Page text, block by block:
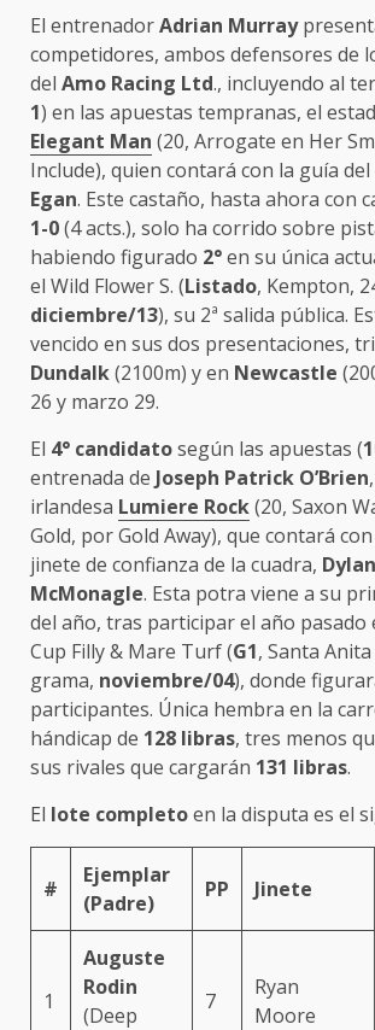
El entrenadorAdrian Murray
competidores, ambos defensores de
del Amo Racing Ltd., incluyendo al
1) en las apuestas tempranas, el
Elegant Man (20, Arrogate en Her
Include), quien contará con la guía
Egan. Este castaño, hasta ahora con
1-0(4 acts.), solo ha corrido sobre
habiendo figurado 2°en su única
el Wild Flower S. (Listado, Kempton,
diciembre/13), su 2ª salida pública.
vencido en sus dos presentaciones,
Dundalk(2100m) y en Newcastle
26 y marzo 29.
El 4° candidatosegún las apuestas (
entrenada de Joseph Patrick O’Brien
irlandesa Lumiere Rock(20, Saxon
Gold, por Gold Away), que contará
jinete de confianza de la cuadra,
McMonagle. Esta potra viene a su
del año, tras participar el año pasado
Cup Filly & Mare Turf (G1, Santa
grama, noviembre/04), donde
participantes. Única hembra en la
hándicap de 128 libras, tres menos
sus rivales que cargarán 131 libras.
El lote completoen la disputa es el
#
Ejemplar
(Padre)
PP Jinete
1
Auguste
Rodin
(Deep
7
Ryan
Moore